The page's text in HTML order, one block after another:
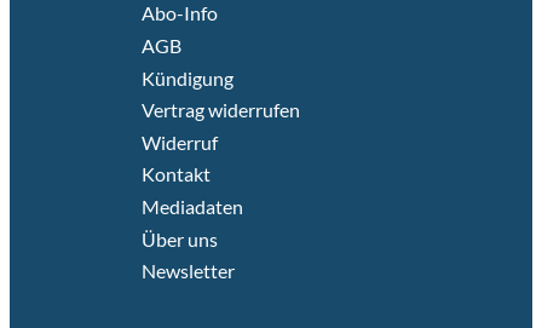
Abo-Info
AGB
Kündigung
Vertrag widerrufen
Widerruf
Kontakt
Mediadaten
Über uns
Newsletter